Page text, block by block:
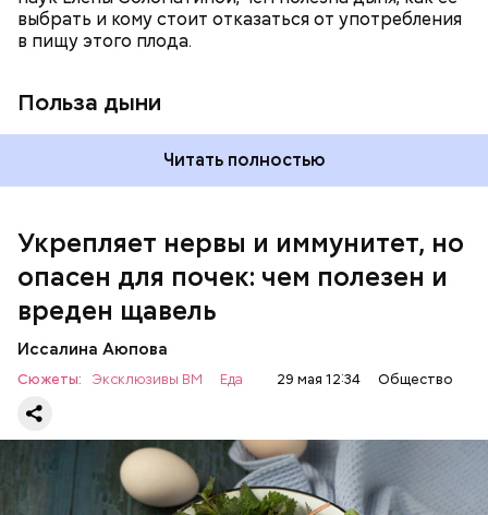
выбрать и кому стоит отказаться от употребления
в пищу этого плода.
Польза дыни
Читать полностью
Укрепляет нервы и иммунитет, но
опасен для почек: чем полезен и
вреден щавель
Иссалина Аюпова
Сюжеты: Эксклюзивы ВМ Еда 29 мая 12:34 Общество
— Если человек уже болеет мочекаменной
болезнью, щавель ему не рекомендуется. При
артрите, гастрите, холецистите, синдроме
раздраженного кишечника, язвах и панкреатите
продукт тоже лучше исключить из рациона, —
предупредила врач. — Он может привести к
повышению кислотности желудка и раздражать
слизистые оболочки.
достаточно включать щавель в рацион несколько
раз в месяц. В небольших количествах в свежем